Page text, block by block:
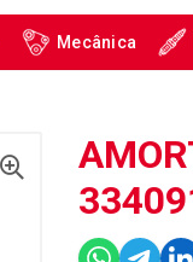
Mecânica